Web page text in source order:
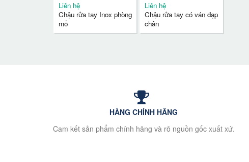
Liên hệ
Chậu rửa tay Inox phòng
mổ
Liên hệ
Chậu rửa tay có ván đạp
chân
HÀNG CHÍNH HÃNG
Cam kết sản phẩm chính hãng và rõ nguồn gốc xuất xứ.